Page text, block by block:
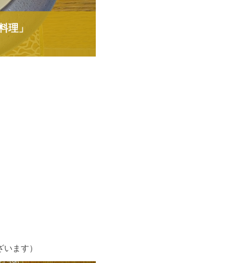
理」
ます）